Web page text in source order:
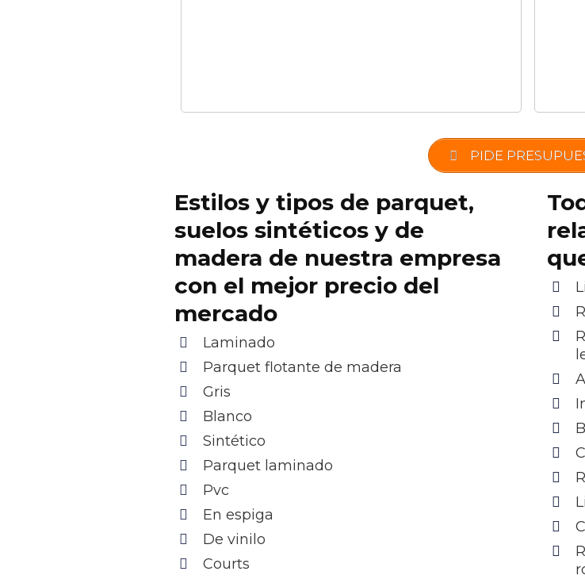
PIDE
Estilos y tipos de parquet,
suelos sintéticos y de
madera de nuestra empresa
con el mejor precio del
mercado
Laminado
Parquet flotante de madera
Gris
Blanco
Sintético
Parquet laminado
Pvc
En espiga
De vinilo
Courts